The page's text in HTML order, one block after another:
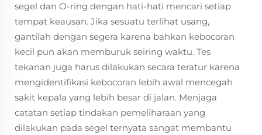
segel dan O-ring dengan hati-hati mencari setiap
tempat keausan. Jika sesuatu terlihat usang,
gantilah dengan segera karena bahkan kebocoran
kecil pun akan memburuk seiring waktu. Tes
tekanan juga harus dilakukan secara teratur karena
mengidentifikasi kebocoran lebih awal mencegah
sakit kepala yang lebih besar di jalan. Menjaga
catatan setiap tindakan pemeliharaan yang
dilakukan pada segel ternyata sangat membantu